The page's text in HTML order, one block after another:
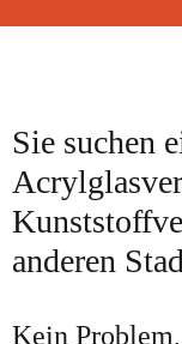
Sie suchen
anderen
Kein